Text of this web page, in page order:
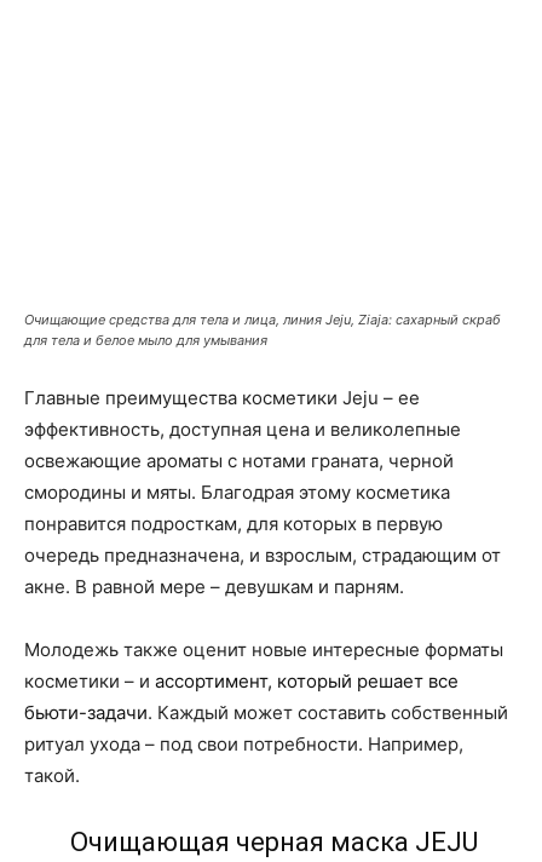
Очищающие средства для тела и лица, линия Jeju, Ziaja: сахарный скраб
для тела и белое мыло для умывания
Главные преимущества косметики Jeju – ее
эффективность, доступная цена и великолепные
освежающие ароматы с нотами граната, черной
смородины и мяты. Благодрая этому косметика
понравится подросткам, для которых в первую
очередь предназначена, и взрослым, страдающим от
акне. В равной мере – девушкам и парням.
Молодежь также оценит новые интересные форматы
косметики – и ассортимент, который решает все
бьюти-задачи. Каждый может составить собственный
ритуал ухода – под свои потребности. Например,
такой.
Очищающая черная маска JEJU